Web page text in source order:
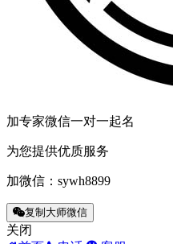
加专家微信一对一起名
为您提供优质服务
加微信： sywh8899
复制大师微信
关闭